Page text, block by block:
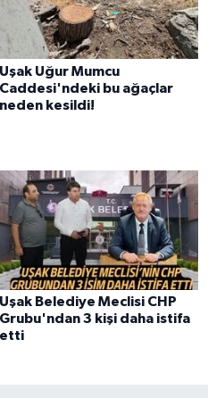
Uşak Uğur Mumcu
Caddesi'ndeki bu ağaçlar
neden kesildi!
Uşak Belediye Meclisi CHP
Grubu'ndan 3 kişi daha istifa
etti